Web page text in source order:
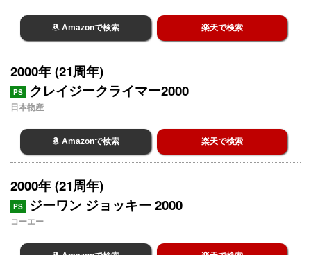
Amazonで検索 楽天で検索
2000年 (21周年)
PS クレイジークライマー2000
日本物産
Amazonで検索 楽天で検索
2000年 (21周年)
PS ジーワン ジョッキー 2000
コーエー